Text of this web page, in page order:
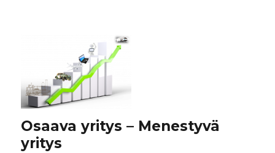
Osaava yritys – Menestyvä
yritys